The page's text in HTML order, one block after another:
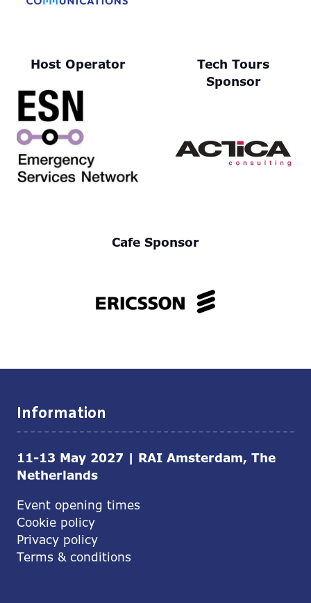
Host Operator
Tech Tours
Sponsor
Cafe Sponsor
Information
11-13 May 2027 | RAI Amsterdam, The
Netherlands
Event opening times
Cookie policy
Privacy policy
Terms & conditions